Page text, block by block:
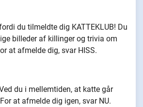
du tilmeldte dig KATTEKLUB! Du
billeder af killinger og trivia om
at afmelde dig, svar HISS.
du i mellemtiden, at katte går
at afmelde dig igen, svar NU.